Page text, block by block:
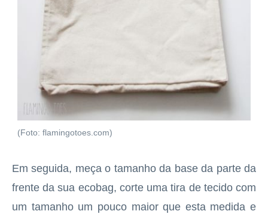
(Foto: flamingotoes.com)
Em seguida, meça o tamanho da base da parte da
frente da sua ecobag, corte uma tira de tecido com
um tamanho um pouco maior que esta medida e